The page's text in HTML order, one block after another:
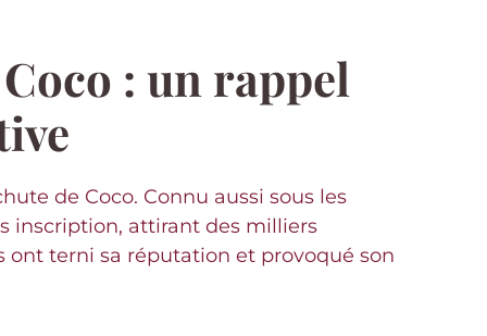
: un rappel
de Coco. Connu aussi sous les
inscription, attirant des milliers
ont terni sa réputation et provoqué son